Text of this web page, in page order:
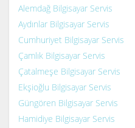
Alemdağ Bilgisayar Servis
Aydınlar Bilgisayar Servis
Cumhuriyet Bilgisayar Servis
Çamlık Bilgisayar Servis
Çatalmeşe Bilgisayar Servis
Ekşioğlu Bilgisayar Servis
Güngören Bilgisayar Servis
Hamidiye Bilgisayar Servis